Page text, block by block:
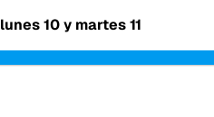
lunes 10 y martes 11